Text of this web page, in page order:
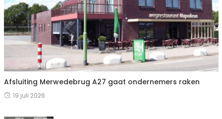
Afsluiting Merwedebrug A27 gaat ondernemers raken
19 juli 2026